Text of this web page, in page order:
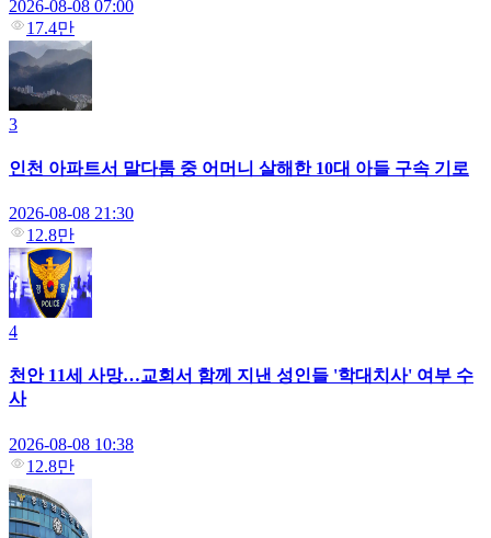
2026-08-08 07:00
17.4만
3
인천 아파트서 말다툼 중 어머니 살해한 10대 아들 구속 기로
2026-08-08 21:30
12.8만
4
천안 11세 사망…교회서 함께 지낸 성인들 '학대치사' 여부 수
사
2026-08-08 10:38
12.8만